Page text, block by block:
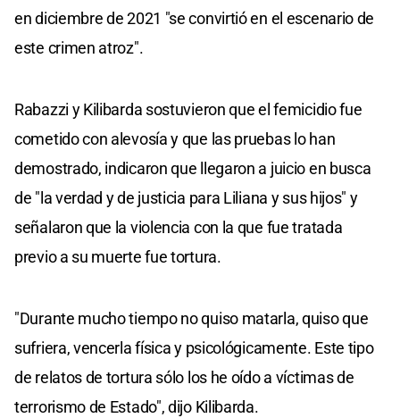
en diciembre de 2021 "se convirtió en el escenario de
este crimen atroz".
Rabazzi y Kilibarda sostuvieron que el femicidio fue
cometido con alevosía y que las pruebas lo han
demostrado, indicaron que llegaron a juicio en busca
de "la verdad y de justicia para Liliana y sus hijos" y
señalaron que la violencia con la que fue tratada
previo a su muerte fue tortura.
"Durante mucho tiempo no quiso matarla, quiso que
sufriera, vencerla física y psicológicamente. Este tipo
de relatos de tortura sólo los he oído a víctimas de
terrorismo de Estado", dijo Kilibarda.